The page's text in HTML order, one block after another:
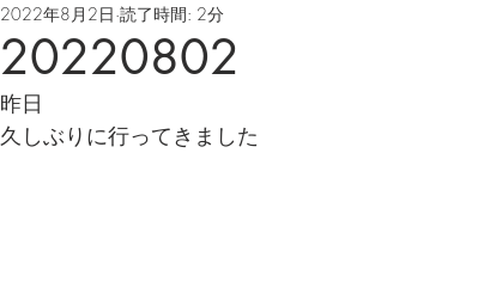
20220802
2022年8月2日 読了時間: 2分
昨日
久しぶりに行ってきました